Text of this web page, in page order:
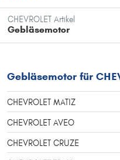
CHEVROLET Artikel
Gebläsemotor
Gebläsemotor für
CHEVROLET MATIZ
CHEVROLET AVEO
CHEVROLET CRUZE